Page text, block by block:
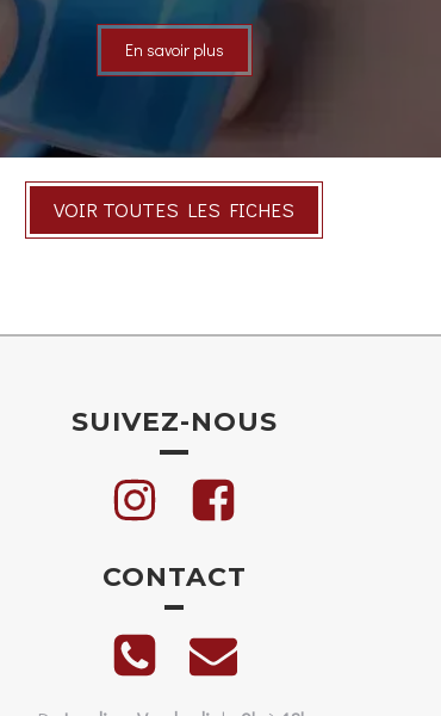
En savoir plus
VOIR TOUTES LES FICHES
SUIVEZ-NOUS
CONTACT